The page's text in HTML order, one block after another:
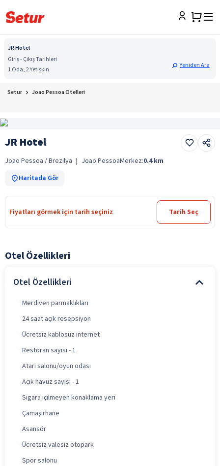
JR Hotel
Giriş - Çıkış Tarihleri
1 Oda, 2 Yetişkin
Yeniden Ara
Setur Joao Pessoa Otelleri
JR Hotel
Joao Pessoa / Brezilya | Joao PessoaMerkez:0.4 km
Haritada Gör
Fiyatları görmek için tarih seçiniz Tarih Seç
Otel Özellikleri
Otel Özellikleri
Merdiven parmaklıkları
24 saat açık resepsiyon
Ücretsiz kablosuz internet
Restoran sayısı - 1
Atari salonu/oyun odası
Açık havuz sayısı - 1
Sigara içilmeyen konaklama yeri
Çamaşırhane
Asansör
Ücretsiz valesiz otopark
Spor salonu